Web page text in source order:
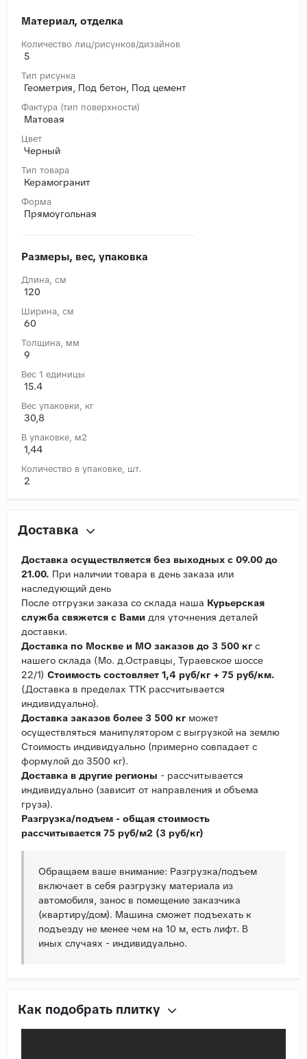
Материал, отделка
Количество лиц/рисунков/дизайнов
5
Тип рисунка
Геометрия, Под бетон, Под цемент
Фактура (тип поверхности)
Матовая
Цвет
Черный
Тип товара
Керамогранит
Форма
Прямоугольная
Размеры, вес, упаковка
Длина, cм
120
Ширина, cм
60
Толщина, мм
9
Вес 1 единицы
15.4
Вес упаковки, кг
30,8
В упаковке, м2
1,44
Количество в упаковке, шт.
2
Доставка
Доставка осуществляется без выходных с 09.00 до
21.00. При наличии товара в день заказа или
наследующий день
После отгрузки заказа со склада наша Курьерская
служба свяжется с Вами для уточнения деталей
доставки.
Доставка по Москве и МО заказов до 3 500 кг с
нашего склада (Мо. д.Остравцы, Тураевское шоссе
22/1) Стоимость состовляет 1,4 руб/кг + 75 руб/км.
(Доставка в пределах ТТК рассчитывается
индивидуально).
Доставка заказов более 3 500 кг может
осуществляться манипулятором с выгрузкой на землю
Стоимость индивидуально (примерно совпадает с
формулой до 3500 кг).
Доставка в другие регионы - рассчитывается
индивидуально (зависит от направления и объема
груза).
Разгрузка/подъем - общая стоимость
рассчитывается 75 руб/м2 (3 руб/кг)
Обращаем ваше внимание: Разгрузка/подъем
включает в себя разгрузку материала из
автомобиля, занос в помещение заказчика
(квартиру/дом). Машина сможет подъехать к
подъезду не менее чем на 10 м, есть лифт. В
иных случаях - индивидуально.
Как подобрать плитку